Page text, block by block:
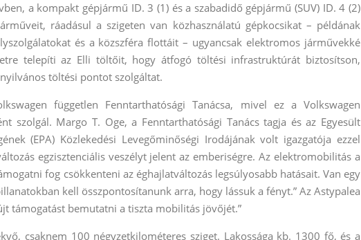
a kompakt gépjármű ID. 3 (1) és a szabadidő gépjármű (SUV) ID. 4 (2)
ráadásul a szigeten van közhasználatú gépkocsikat – példának
és a közszféra flottáit – ugyancsak elektromos járművekké
telepíti az Elli töltőit, hogy átfogó töltési infrastruktúrát biztosítson,
töltési pontot szolgáltat.
független Fenntarthatósági Tanácsa, mivel ez a Volkswagen
szolgál. Margo T. Oge, a Fenntarthatósági Tanács tagja és az Egyesült
(EPA) Közlekedési Levegőminőségi Irodájának volt igazgatója ezzel
egzisztenciális veszélyt jelent az emberiségre. Az elektromobilitás a
fog csökkenteni az éghajlatváltozás legsúlyosabb hatásait. Van egy
kell összpontosítanunk arra, hogy lássuk a fényt.” Az Astypalea
támogatást bemutatni a tiszta mobilitás jövőjét.”
csaknem 100 négyzetkilométeres sziget. Lakossága kb. 1300 fő, és a